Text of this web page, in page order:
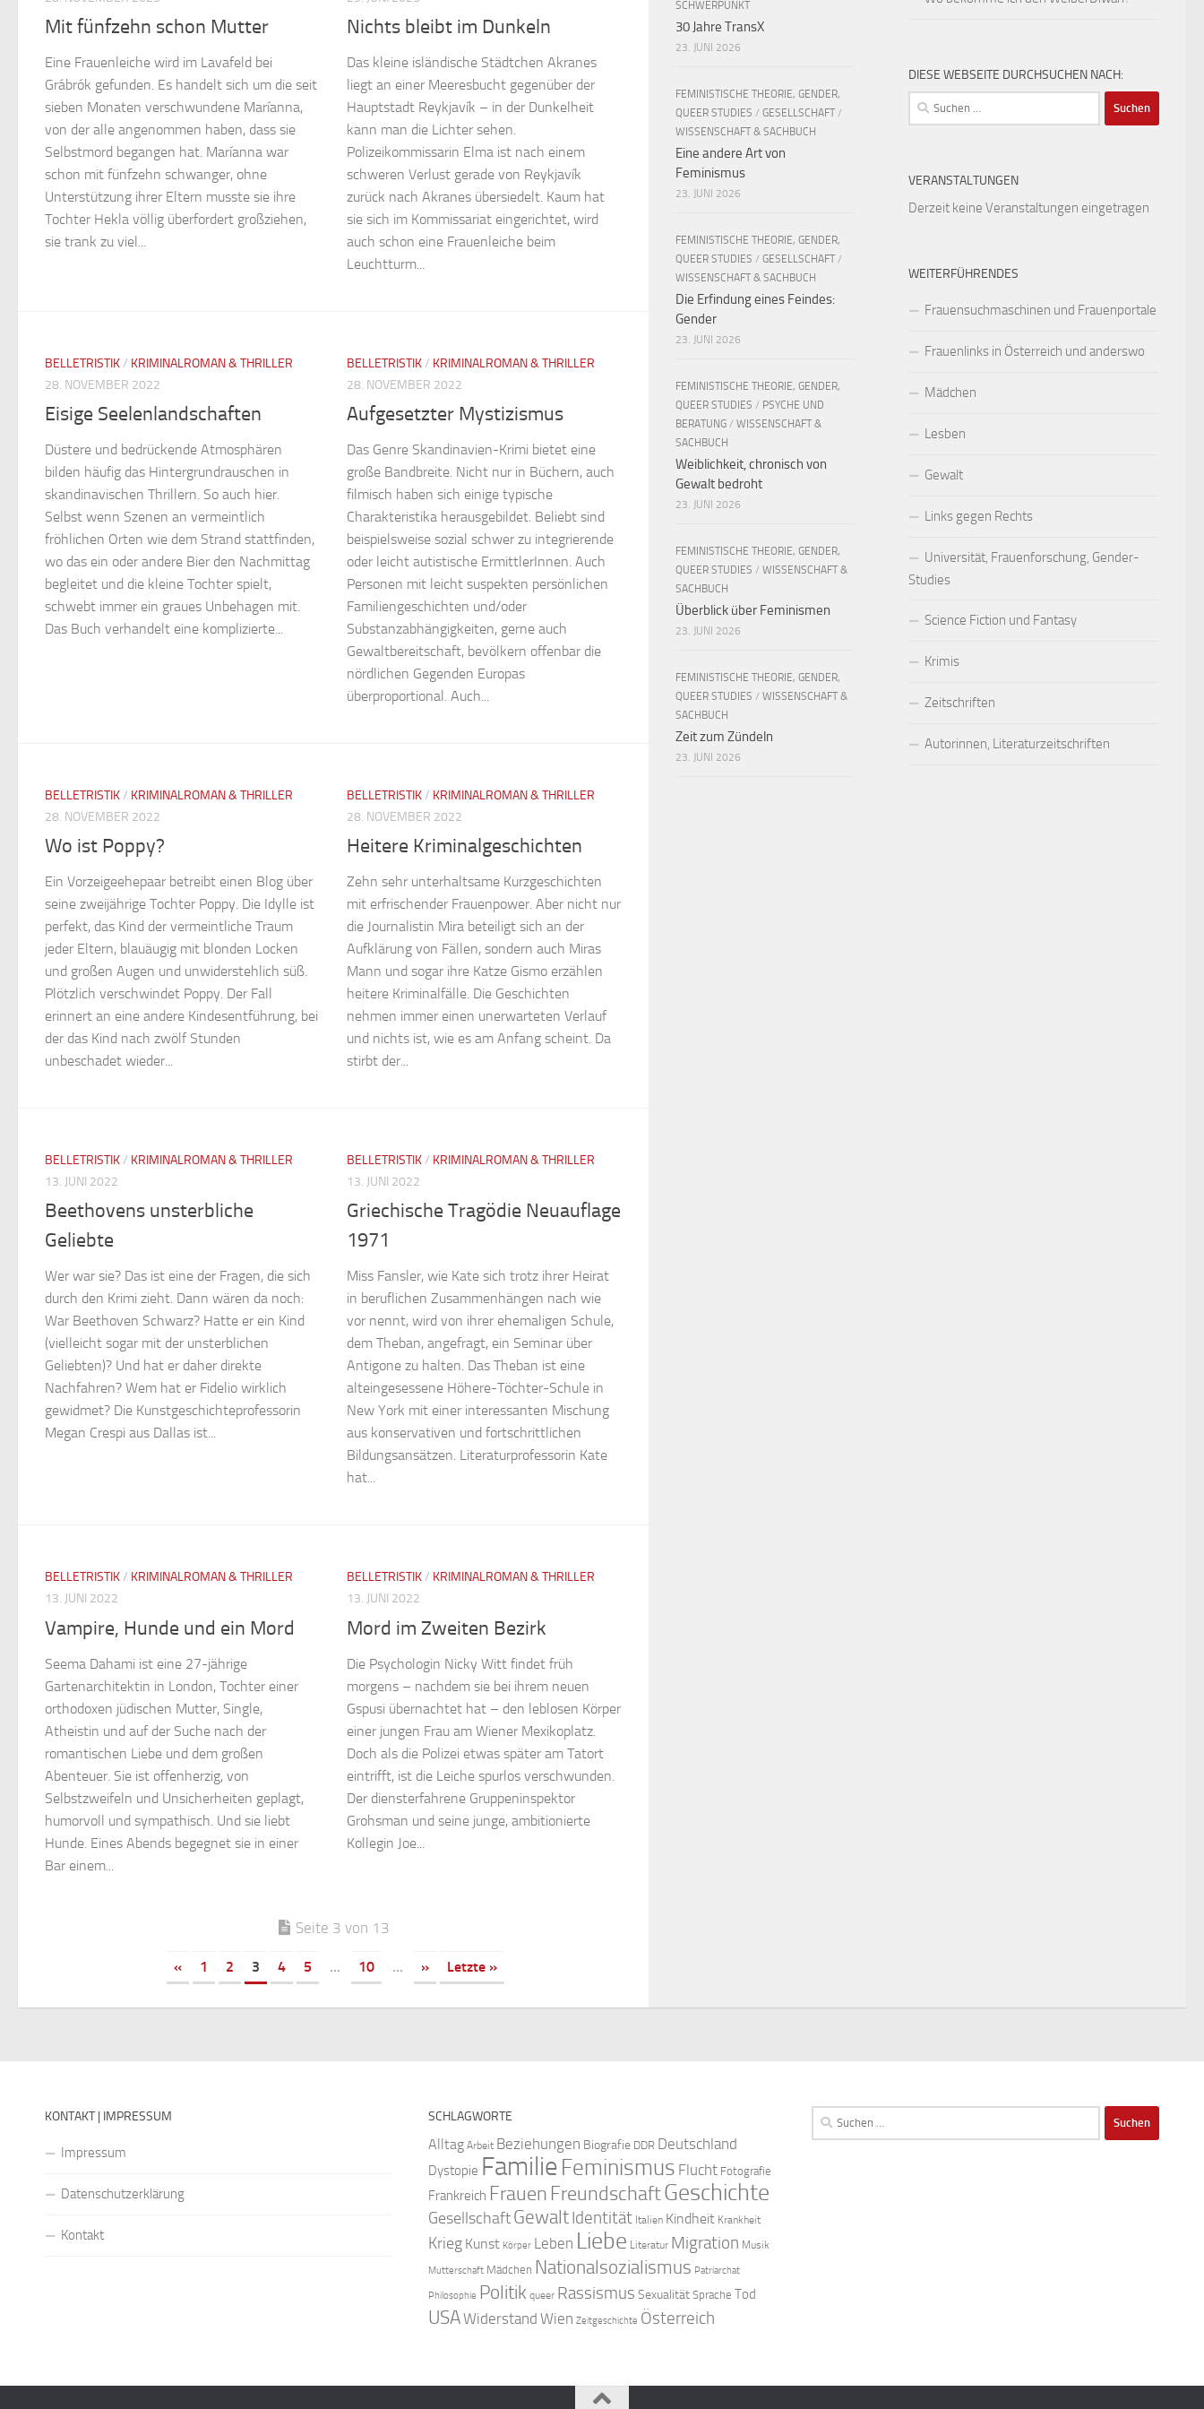
Mit fünfzehn schon Mutter
Eine Frauenleiche wird im Lavafeld bei
Grábrók gefunden. Es handelt sich um die seit
sieben Monaten verschwundene Maríanna,
von der alle angenommen haben, dass sie
Selbstmord begangen hat. Maríanna war
schon mit fünfzehn schwanger, ohne
Unterstützung ihrer Eltern musste sie ihre
Tochter Hekla völlig überfordert großziehen,
sie trank zu viel...
Nichts bleibt im Dunkeln
Das kleine isländische Städtchen Akranes
liegt an einer Meeresbucht gegenüber der
Hauptstadt Reykjavík – in der Dunkelheit
kann man die Lichter sehen.
Polizeikommissarin Elma ist nach einem
schweren Verlust gerade von Reykjavík
zurück nach Akranes übersiedelt. Kaum hat
sie sich im Kommissariat eingerichtet, wird
auch schon eine Frauenleiche beim
Leuchtturm...
BELLETRISTIK/ KRIMINALROMAN & THRILLER
28. NOVEMBER 2022
Eisige Seelenlandschaften
Düstere und bedrückende Atmosphären
bilden häufig das Hintergrundrauschen in
skandinavischen Thrillern. So auch hier.
Selbst wenn Szenen an vermeintlich
fröhlichen Orten wie dem Strand stattfinden,
wo das ein oder andere Bier den Nachmittag
begleitet und die kleine Tochter spielt,
schwebt immer ein graues Unbehagen mit.
Das Buch verhandelt eine komplizierte...
BELLETRISTIK/ KRIMINALROMAN & THRILLER
28. NOVEMBER 2022
Aufgesetzter Mystizismus
Das Genre Skandinavien-Krimi bietet eine
große Bandbreite. Nicht nur in Büchern, auch
filmisch haben sich einige typische
Charakteristika herausgebildet. Beliebt sind
beispielsweise sozial schwer zu integrierende
oder leicht autistische ErmittlerInnen. Auch
Personen mit leicht suspekten persönlichen
Familiengeschichten und/oder
Substanzabhängigkeiten, gerne auch
Gewaltbereitschaft, bevölkern offenbar die
nördlichen Gegenden Europas
überproportional. Auch...
BELLETRISTIK/ KRIMINALROMAN & THRILLER
28. NOVEMBER 2022
Wo ist Poppy?
Ein Vorzeigeehepaar betreibt einen Blog über
seine zweijährige Tochter Poppy. Die Idylle ist
perfekt, das Kind der vermeintliche Traum
jeder Eltern, blauäugig mit blonden Locken
und großen Augen und unwiderstehlich süß.
Plötzlich verschwindet Poppy. Der Fall
erinnert an eine andere Kindesentführung, bei
der das Kind nach zwölf Stunden
unbeschadet wieder...
BELLETRISTIK/ KRIMINALROMAN & THRILLER
28. NOVEMBER 2022
Heitere Kriminalgeschichten
Zehn sehr unterhaltsame Kurzgeschichten
mit erfrischender Frauenpower. Aber nicht nur
die Journalistin Mira beteiligt sich an der
Aufklärung von Fällen, sondern auch Miras
Mann und sogar ihre Katze Gismo erzählen
heitere Kriminalfälle. Die Geschichten
nehmen immer einen unerwarteten Verlauf
und nichts ist, wie es am Anfang scheint. Da
stirbt der...
BELLETRISTIK/ KRIMINALROMAN & THRILLER
13. JUNI 2022
Beethovens unsterbliche
Geliebte
Wer war sie? Das ist eine der Fragen, die sich
durch den Krimi zieht. Dann wären da noch:
War Beethoven Schwarz? Hatte er ein Kind
(vielleicht sogar mit der unsterblichen
Geliebten)? Und hat er daher direkte
Nachfahren? Wem hat er Fidelio wirklich
gewidmet? Die Kunstgeschichteprofessorin
Megan Crespi aus Dallas ist...
BELLETRISTIK/ KRIMINALROMAN & THRILLER
13. JUNI 2022
Griechische Tragödie Neuauflage
1971
Miss Fansler, wie Kate sich trotz ihrer Heirat
in beruflichen Zusammenhängen nach wie
vor nennt, wird von ihrer ehemaligen Schule,
dem Theban, angefragt, ein Seminar über
Antigone zu halten. Das Theban ist eine
alteingesessene Höhere-Töchter-Schule in
New York mit einer interessanten Mischung
aus konservativen und fortschrittlichen
Bildungsansätzen. Literaturprofessorin Kate
hat...
BELLETRISTIK/ KRIMINALROMAN & THRILLER
13. JUNI 2022
Vampire, Hunde und ein Mord
Seema Dahami ist eine 27-jährige
Gartenarchitektin in London, Tochter einer
orthodoxen jüdischen Mutter, Single,
Atheistin und auf der Suche nach der
romantischen Liebe und dem großen
Abenteuer. Sie ist offenherzig, von
Selbstzweifeln und Unsicherheiten geplagt,
humorvoll und sympathisch. Und sie liebt
Hunde. Eines Abends begegnet sie in einer
Bar einem...
BELLETRISTIK/ KRIMINALROMAN & THRILLER
13. JUNI 2022
Mord im Zweiten Bezirk
Die Psychologin Nicky Witt findet früh
morgens – nachdem sie bei ihrem neuen
Gspusi übernachtet hat – den leblosen Körper
einer jungen Frau am Wiener Mexikoplatz.
Doch als die Polizei etwas später am Tatort
eintrifft, ist die Leiche spurlos verschwunden.
Der diensterfahrene Gruppeninspektor
Grohsman und seine junge, ambitionierte
Kollegin Joe...
Seite 3 von 13
« 1 2 3 4 5 ... 10 ... » Letzte »
DIESE WEBSEITE DURCHSUCHEN NACH:
Suchen
nach:
VERANSTALTUNGEN
Derzeit keine Veranstaltungen eingetragen
WEITERFÜHRENDES
Frauensuchmaschinen und Frauenportale
Frauenlinks in Österreich und anderswo
Mädchen
Lesben
Gewalt
Links gegen Rechts
Universität, Frauenforschung, Gender-
Studies
Science Fiction und Fantasy
Krimis
Zeitschriften
Autorinnen, Literaturzeitschriften
SCHWERPUNKT
30 Jahre TransX
23. JUNI 2026
FEMINISTISCHE THEORIE, GENDER,
QUEER STUDIES / GESELLSCHAFT /
WISSENSCHAFT & SACHBUCH
Eine andere Art von
Feminismus
23. JUNI 2026
FEMINISTISCHE THEORIE, GENDER,
QUEER STUDIES / GESELLSCHAFT /
WISSENSCHAFT & SACHBUCH
Die Erfindung eines Feindes:
Gender
23. JUNI 2026
FEMINISTISCHE THEORIE, GENDER,
QUEER STUDIES / PSYCHE UND
BERATUNG / WISSENSCHAFT &
SACHBUCH
Weiblichkeit, chronisch von
Gewalt bedroht
23. JUNI 2026
FEMINISTISCHE THEORIE, GENDER,
QUEER STUDIES / WISSENSCHAFT &
SACHBUCH
Überblick über Feminismen
23. JUNI 2026
FEMINISTISCHE THEORIE, GENDER,
QUEER STUDIES / WISSENSCHAFT &
SACHBUCH
Zeit zum Zündeln
23. JUNI 2026
KONTAKT | IMPRESSUM
Impressum
Datenschutzerklärung
Kontakt
SCHLAGWORTE
Alltag Arbeit Beziehungen Biografie DDR Deutschland
Dystopie FamilieFeminismus Flucht Fotografie
Frankreich Frauen FreundschaftGeschichte
GesellschaftGewaltIdentität Italien Kindheit Krankheit
Krieg Kunst Körper Leben Liebe Literatur Migration Musik
Mutterschaft Mädchen Nationalsozialismus Patriarchat
Philosophie Politik queer Rassismus SexualitätSprache Tod
USAWiderstand Wien Zeitgeschichte Österreich
Suchen
nach: